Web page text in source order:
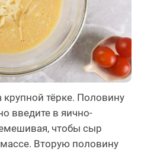
тёрке. Половину
введите в яично-
чтобы сыр
Вторую половину